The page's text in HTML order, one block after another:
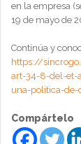
en la empresa
19 de mayo de
Continúa y
https://
art-34-8-del-et-
una-politica-
Compártelo